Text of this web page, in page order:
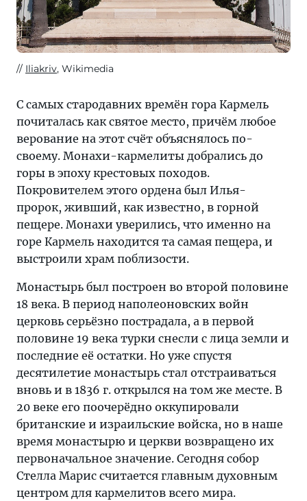
Iliakriv, Wikimedia
С самых стародавних времён гора Кармель
почиталась как святое место, причём любое
верование на этот счёт объяснялось по-
своему. Монахи-кармелиты добрались до
горы в эпоху крестовых походов.
Покровителем этого ордена был Илья-
пророк, живший, как известно, в горной
пещере. Монахи уверились, что именно на
горе Кармель находится та самая пещера, и
выстроили храм поблизости.
Монастырь был построен во второй половине
18 века. В период наполеоновских войн
церковь серьёзно пострадала, а в первой
половине 19 века турки снесли с лица земли и
последние её остатки. Но уже спустя
десятилетие монастырь стал отстраиваться
вновь и в 1836 г. открылся на том же месте. В
20 веке его поочерёдно оккупировали
британские и израильские войска, но в наше
время монастырю и церкви возвращено их
первоначальное значение. Сегодня собор
Стелла Марис считается главным духовным
центром для кармелитов всего мира.